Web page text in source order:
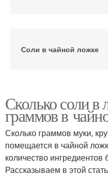
Соли в чайной ложке
Соли в ложках
Поваренная соль
Сколько соли в
граммов в
Сколько граммов муки,
помещается в чайной
количество
Рассказываем в этой